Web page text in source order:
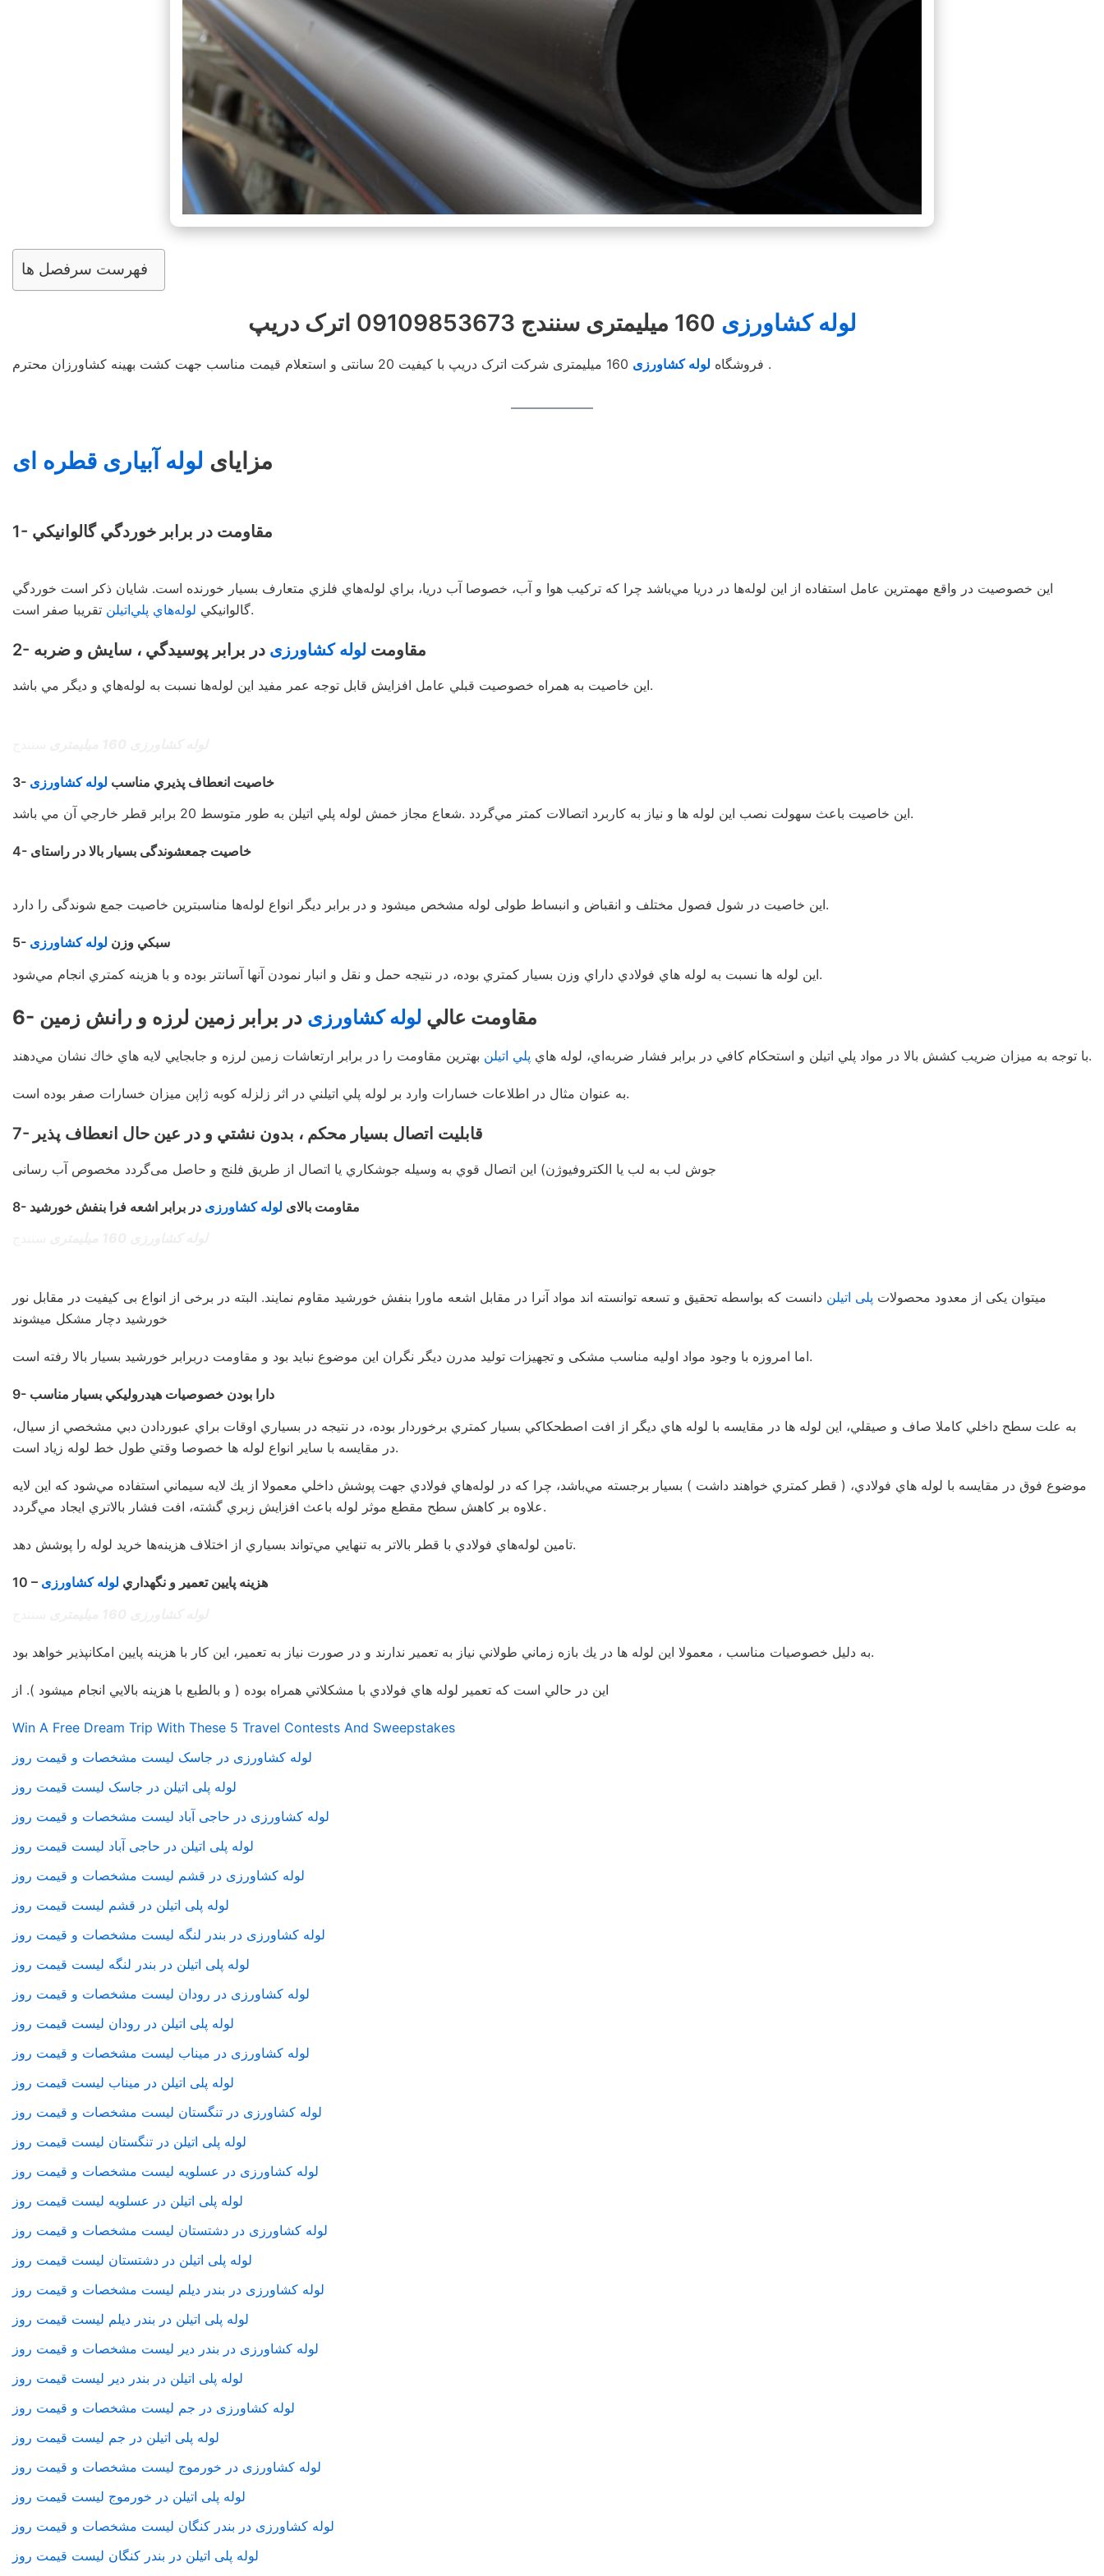
فهرست سرفصل ها
لوله کشاورزی
فروشگاه لوله کشاورزی 160 میلیمتری شرکت اترک دریپ با کیفیت 20 سانتی و استعلام قیمت مناسب جهت کشت بهینه کشاورزان محترم .
مزايای لوله آبیاری قطره ای
1- مقاومت در برابر خوردگي گالوانيكي
اين خصوصيت در واقع مهمترين عامل استفاده از اين لوله‌ها در دريا مي‌باشد چرا كه تركيب هوا و آب، خصوصا آب دريا، براي لوله‌هاي فلزي متعارف بسيار خورنده است. شايان ذكر است خوردگي
گالوانيكي لوله‌هاي پلي‌اتيلن تقريبا صفر است.
2- مقاومت لوله کشاورزی در برابر پوسيدگي ، سايش و ضربه
اين خاصيت به همراه خصوصيت قبلي عامل افزايش قابل توجه عمر مفيد اين لوله‌ها نسبت به لوله‌هاي و ديگر مي‌ باشد.
3- خاصيت انعطاف پذيري مناسب لوله کشاورزی
اين خاصيت باعث سهولت نصب اين لوله ها و نياز به كاربرد اتصالات كمتر مي‌گردد .شعاع مجاز خمش لوله پلي اتيلن به طور متوسط 20 برابر قطر خارجي آن مي باشد.
4- خاصيت جمعشوندگی بسيار بالا در راستای
این خاصیت در شول فصول مختلف و انقباض و انبساط طولی لوله مشخص میشود و در برابر دیگر انواع لوله‌ها مناسبترین خاصیت جمع شوندگی را دارد.
5- سبكي وزن لوله کشاورزی
اين لوله ها نسبت به لوله هاي فولادي داراي وزن بسيار كمتري بوده، در نتيجه حمل و نقل و انبار نمودن آنها آسانتر بوده و با هزينه كمتري انجام مي‌شود.
6- مقاومت عالي لوله کشاورزی در برابر زمين لرزه و رانش زمين
با توجه به ميزان ضريب كشش بالا در مواد پلي اتيلن و استحكام كافي در برابر فشار ضربه‌اي، لوله هاي پلي اتيلن بهترين مقاومت را در برابر ارتعاشات زمين لرزه و جابجايي لايه هاي خاك نشان مي‌دهند.
به عنوان مثال در اطلاعات خسارات وارد بر لوله پلي اتيلني در اثر زلزله کوبه ژاپن میزان خسارات صفر بوده است.
7- قابليت اتصال بسيار محكم ، بدون نشتي و در عين حال انعطاف پذير
جوش لب به لب يا الكتروفيوژن) اين اتصال قوي به وسيله جوشكاري يا اتصال از طريق فلنج و حاصل می‌گردد مخصوص آب رسانی
8- مقاومت بالای لوله کشاورزی در برابر اشعه فرا بنفش خورشيد
میتوان یکی از معدود محصولات پلی اتیلن دانست که بواسطه تحقیق و تسعه توانسته‌ اند مواد آنرا در مقابل اشعه ماورا بنفش خورشید مقاوم نمایند. البته در برخی از انواع بی کیفیت در مقابل نور
خورشید دچار مشکل میشوند
اما امروزه با وجود مواد اولیه مناسب مشکی و تجهیزات تولید مدرن دیگر نگران این موضوع نباید بود و مقاومت دربرابر خورشید بسیار بالا رفته است.
9- دارا بودن خصوصيات هيدروليكي بسيار مناسب
به علت سطح داخلي كاملا صاف و صيقلي، اين لوله ها در مقايسه با لوله هاي ديگر از افت اصطحكاكي بسيار كمتري برخوردار بوده، در نتيجه در بسياري اوقات براي عبوردادن دبي مشخصي از سيال،
در مقايسه با ساير انواع لوله ها خصوصا وقتي طول خط لوله زياد است.
موضوع فوق در مقايسه با لوله هاي فولادي، ( قطر كمتري خواهند داشت ) بسيار برجسته مي‌باشد، چرا كه در لوله‌هاي فولادي جهت پوشش داخلي معمولا از يك لايه سيماني استفاده مي‌شود كه اين لايه
علاوه بر كاهش سطح مقطع موثر لوله باعث افزايش زبري گشته، افت فشار بالاتري ايجاد مي‌گردد.
تامين لوله‌هاي فولادي با قطر بالاتر به تنهايي مي‌تواند بسياري از اختلاف هزينه‌ها خريد لوله را پوشش دهد.
10 – هزينه پايين تعمير و نگهداري لوله کشاورزی
به دليل خصوصيات مناسب ، معمولا اين لوله ها در يك بازه زماني طولاني نياز به تعمير ندارند و در صورت نياز به تعمير، اين كار با هزينه پايين امكانپذير خواهد بود.
اين در حالي است كه تعمير لوله هاي فولادي با مشكلاتي همراه بوده ( و بالطبع با هزينه بالايي انجام ميشود ). از
Win A Free Dream Trip With These 5 Travel Contests And Sweepstakes
لوله کشاورزی در جاسک لیست مشخصات و قیمت روز
لوله پلی اتیلن در جاسک لیست قیمت روز
لوله کشاورزی در حاجی آباد لیست مشخصات و قیمت روز
لوله پلی اتیلن در حاجی آباد لیست قیمت روز
لوله کشاورزی در قشم لیست مشخصات و قیمت روز
لوله پلی اتیلن در قشم لیست قیمت روز
لوله کشاورزی در بندر لنگه لیست مشخصات و قیمت روز
لوله پلی اتیلن در بندر لنگه لیست قیمت روز
لوله کشاورزی در رودان لیست مشخصات و قیمت روز
لوله پلی اتیلن در رودان لیست قیمت روز
لوله کشاورزی در میناب لیست مشخصات و قیمت روز
لوله پلی اتیلن در میناب لیست قیمت روز
لوله کشاورزی در تنگستان لیست مشخصات و قیمت روز
لوله پلی اتیلن در تنگستان لیست قیمت روز
لوله کشاورزی در عسلویه لیست مشخصات و قیمت روز
لوله پلی اتیلن در عسلویه لیست قیمت روز
لوله کشاورزی در دشتستان لیست مشخصات و قیمت روز
لوله پلی اتیلن در دشتستان لیست قیمت روز
لوله کشاورزی در بندر دیلم لیست مشخصات و قیمت روز
لوله پلی اتیلن در بندر دیلم لیست قیمت روز
لوله کشاورزی در بندر دیر لیست مشخصات و قیمت روز
لوله پلی اتیلن در بندر دیر لیست قیمت روز
لوله کشاورزی در جم لیست مشخصات و قیمت روز
لوله پلی اتیلن در جم لیست قیمت روز
لوله کشاورزی در خورموج لیست مشخصات و قیمت روز
لوله پلی اتیلن در خورموج لیست قیمت روز
لوله کشاورزی در بندر کنگان لیست مشخصات و قیمت روز
لوله پلی اتیلن در بندر کنگان لیست قیمت روز